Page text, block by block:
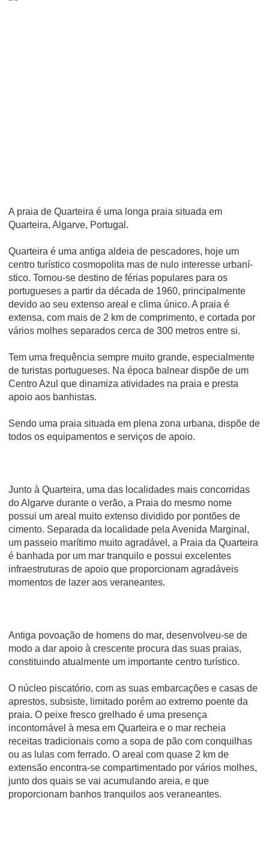
A praia de Quarteira é uma longa praia situada em
Quarteira, Algarve, Portugal.
Quarteira é uma antiga aldeia de pescadores, hoje um
centro turí­stico cosmopolita mas de nulo interesse urbaní­
stico. Tornou-se destino de férias populares para os
portugueses a partir da década de 1960, principalmente
devido ao seu extenso areal e clima único. A praia é
extensa, com mais de 2 km de comprimento, e cortada por
vários molhes separados cerca de 300 metros entre si.
Tem uma frequência sempre muito grande, especialmente
de turistas portugueses. Na época balnear dispõe de um
Centro Azul que dinamiza atividades na praia e presta
apoio aos banhistas.
Sendo uma praia situada em plena zona urbana, dispõe de
todos os equipamentos e serviços de apoio.
Junto à Quarteira, uma das localidades mais concorridas
do Algarve durante o verão, a Praia do mesmo nome
possui um areal muito extenso dividido por pontões de
cimento. Separada da localidade pela Avenida Marginal,
um passeio marítimo muito agradável, a Praia da Quarteira
é banhada por um mar tranquilo e possui excelentes
infraestruturas de apoio que proporcionam agradáveis
momentos de lazer aos veraneantes.
Antiga povoação de homens do mar, desenvolveu-se de
modo a dar apoio à crescente procura das suas praias,
constituindo atualmente um importante centro turístico.
O núcleo piscatório, com as suas embarcações e casas de
aprestos, subsiste, limitado porém ao extremo poente da
praia. O peixe fresco grelhado é uma presença
incontornável à mesa em Quarteira e o mar recheia
receitas tradicionais como a sopa de pão com conquilhas
ou as lulas com ferrado. O areal com quase 2 km de
extensão encontra-se compartimentado por vários molhes,
junto dos quais se vai acumulando areia, e que
proporcionam banhos tranquilos aos veraneantes.